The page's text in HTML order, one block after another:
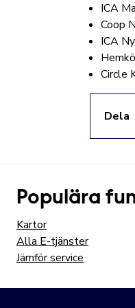
ICA
Coop
ICA
Circle
Dela
Populära
Kartor
Alla E-tjänster
Jämför service